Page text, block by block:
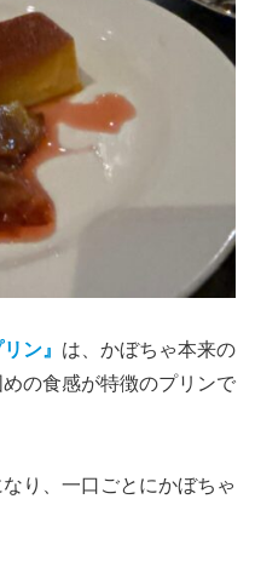
ン』 は、かぼちゃ本来の
の食感が特徴のプリンで
り、一口ごとにかぼちゃ